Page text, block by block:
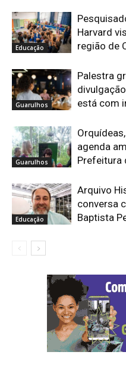
Educação
Harvard
região de
Guarulhos
Palestra
está com
Guarulhos
agenda
Prefeitura
Educação
Arquivo
conversa
Baptista